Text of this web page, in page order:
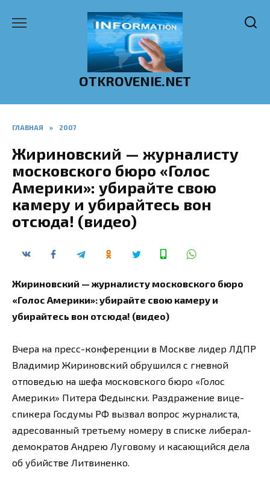
OTKROVENIE.NET
ГЛАВНАЯ » 2007
Жириновский — журналисту
московского бюро «Голос
Америки»: убирайте свою
камеру и убирайтесь вон
отсюда! (видео)
Жириновский — журналисту московского бюро
«Голос Америки»: убирайте свою камеру и
убирайтесь вон отсюда! (видео)
Вчера на пресс-конференции в Москве лидер ЛДПР
Владимир Жириновский обрушился с гневной
отповедью на шефа московского бюро «Голос
Америки» Питера Федынски. Раздражение вице-
спикера Госдумы РФ вызвал вопрос журналиста,
адресованный третьему номеру в списке либерал-
демократов Андрею Луговому и касающийся дела
об убийстве Литвиненко.